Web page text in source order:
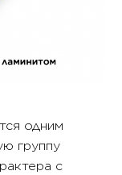
одним
группу
с